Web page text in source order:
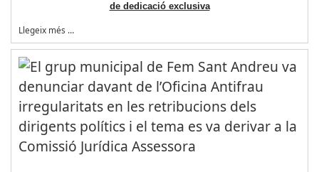
de dedicació exclusiva
Llegeix més …